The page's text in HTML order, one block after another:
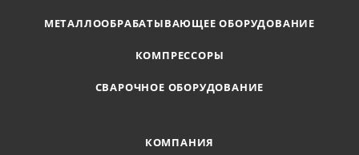
МЕТАЛЛООБРАБАТЫВАЮЩЕЕ ОБОРУДОВАНИЕ
КОМПРЕССОРЫ
СВАРОЧНОЕ ОБОРУДОВАНИЕ
КОМПАНИЯ